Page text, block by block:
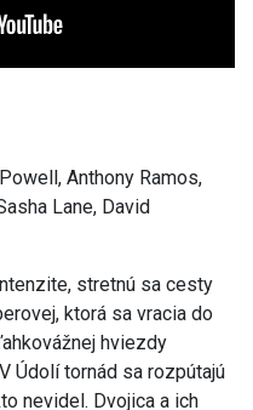
Anthony Ramos,
Lane, David
stretnú sa cesty
ktorá sa vracia do
hviezdy
Údolí tornád sa rozpútajú
nevidel. Dvojica a ich